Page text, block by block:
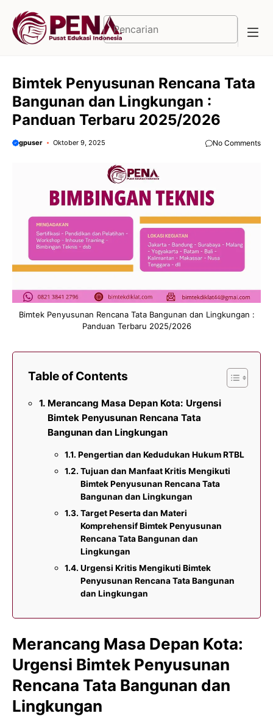
Cari
Bimtek Penyusunan Rencana Tata
Bangunan dan Lingkungan :
Panduan Terbaru 2025/2026
gpuser Oktober 9, 2025 No Comments
Bimtek Penyusunan Rencana Tata Bangunan dan Lingkungan :
Panduan Terbaru 2025/2026
Table of Contents
Merancang Masa Depan Kota: Urgensi
Bimtek Penyusunan Rencana Tata
Bangunan dan Lingkungan
Pengertian dan Kedudukan Hukum RTBL
Tujuan dan Manfaat Kritis Mengikuti
Bimtek Penyusunan Rencana Tata
Bangunan dan Lingkungan
Target Peserta dan Materi
Komprehensif Bimtek Penyusunan
Rencana Tata Bangunan dan
Lingkungan
Urgensi Kritis Mengikuti Bimtek
Penyusunan Rencana Tata Bangunan
dan Lingkungan
Merancang Masa Depan Kota:
Urgensi Bimtek Penyusunan
Rencana Tata Bangunan dan
Lingkungan